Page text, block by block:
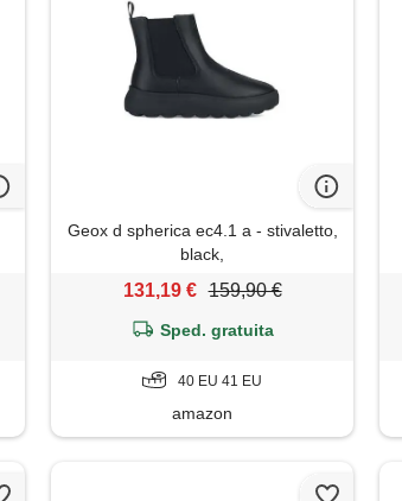
Geox d spherica ec4.1 a - stivaletto,
black,
131,19 € 159,90 €
Sped. gratuita
40 EU 41 EU
amazon